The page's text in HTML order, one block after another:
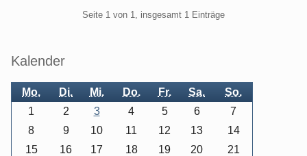
Seite 1 von 1, insgesamt 1 Einträge
Seitenleiste
Kalender
Mo. Di. Mi. Do. Fr. Sa. So.
1 2 3 4 5 6
7
8
9 10 11 12 13
14
15
16 17 18 19 20
21